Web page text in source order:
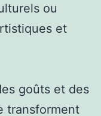
ou
et
goûts et des
transforment